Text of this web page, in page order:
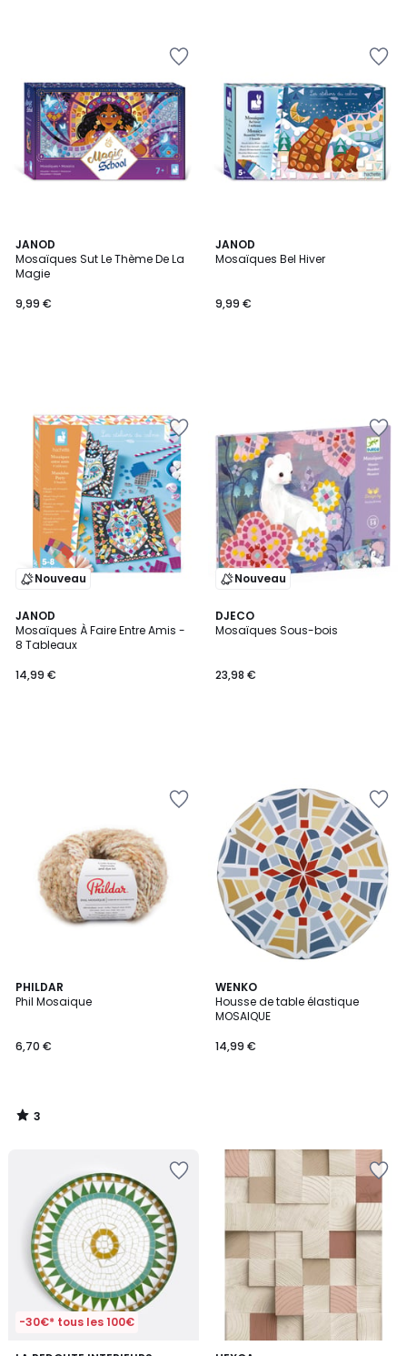
JANOD
Mosaïques Sut Le Thème De La
Magie
9,99 €
JANOD
Mosaïques Bel Hiver
9,99 €
Nouveau
JANOD
Mosaïques À Faire Entre Amis -
8 Tableaux
14,99 €
Nouveau
DJECO
Mosaïques Sous-bois
23,98 €
PHILDAR
Phil Mosaique
6,70 €
3
/
3
/
WENKO
Housse de table élastique
MOSAIQUE
14,99 €
-30€* tous les 100€